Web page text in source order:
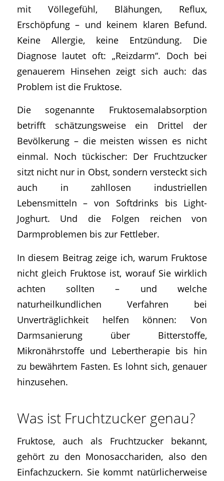
mit Völlegefühl, Blähungen, Reflux,
Erschöpfung – und keinem klaren Befund.
Keine Allergie, keine Entzündung. Die
Diagnose lautet oft: „Reizdarm“. Doch bei
genauerem Hinsehen zeigt sich auch: das
Problem ist die Fruktose.
Die sogenannte Fruktosemalabsorption
betrifft schätzungsweise ein Drittel der
Bevölkerung – die meisten wissen es nicht
einmal. Noch tückischer: Der Fruchtzucker
sitzt nicht nur in Obst, sondern versteckt sich
auch in zahllosen industriellen
Lebensmitteln – von Softdrinks bis Light-
Joghurt. Und die Folgen reichen von
Darmproblemen bis zur Fettleber.
In diesem Beitrag zeige ich, warum Fruktose
nicht gleich Fruktose ist, worauf Sie wirklich
achten sollten – und welche
naturheilkundlichen Verfahren bei
Unverträglichkeit helfen können: Von
Darmsanierung über Bitterstoffe,
Mikronährstoffe und Lebertherapie bis hin
zu bewährtem Fasten. Es lohnt sich, genauer
hinzusehen.
Was ist Fruchtzucker genau?
Fruktose, auch als Fruchtzucker bekannt,
gehört zu den Monosacchariden, also den
Einfachzuckern. Sie kommt natürlicherweise